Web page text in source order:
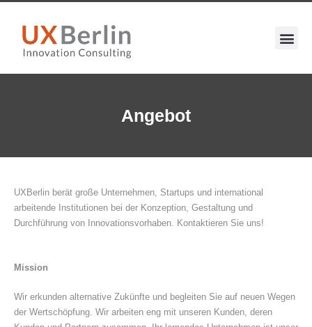
Angebot
UXBerlin berät große Unternehmen, Startups und international
arbeitende Institutionen bei der Konzeption, Gestaltung und
Durchführung von Innovationsvorhaben. Kontaktieren Sie uns!
Mission
Wir erkunden alternative Zukünfte und begleiten Sie auf neuen Wegen
der Wertschöpfung. Wir arbeiten eng mit unseren Kunden, deren